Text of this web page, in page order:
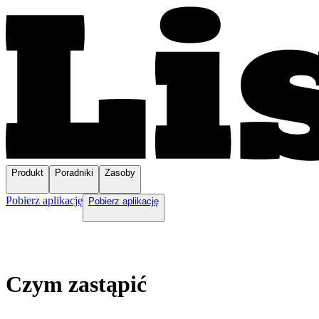
Produkt Poradniki Zasoby
Pobierz aplikację Pobierz aplikację
Czym zastąpić